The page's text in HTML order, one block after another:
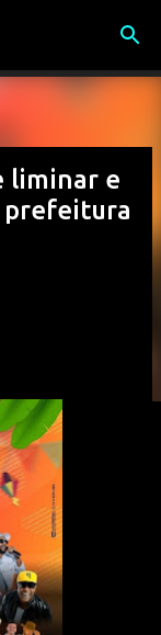
liminar e
prefeitura